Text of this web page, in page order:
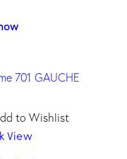
to Wishlist
View